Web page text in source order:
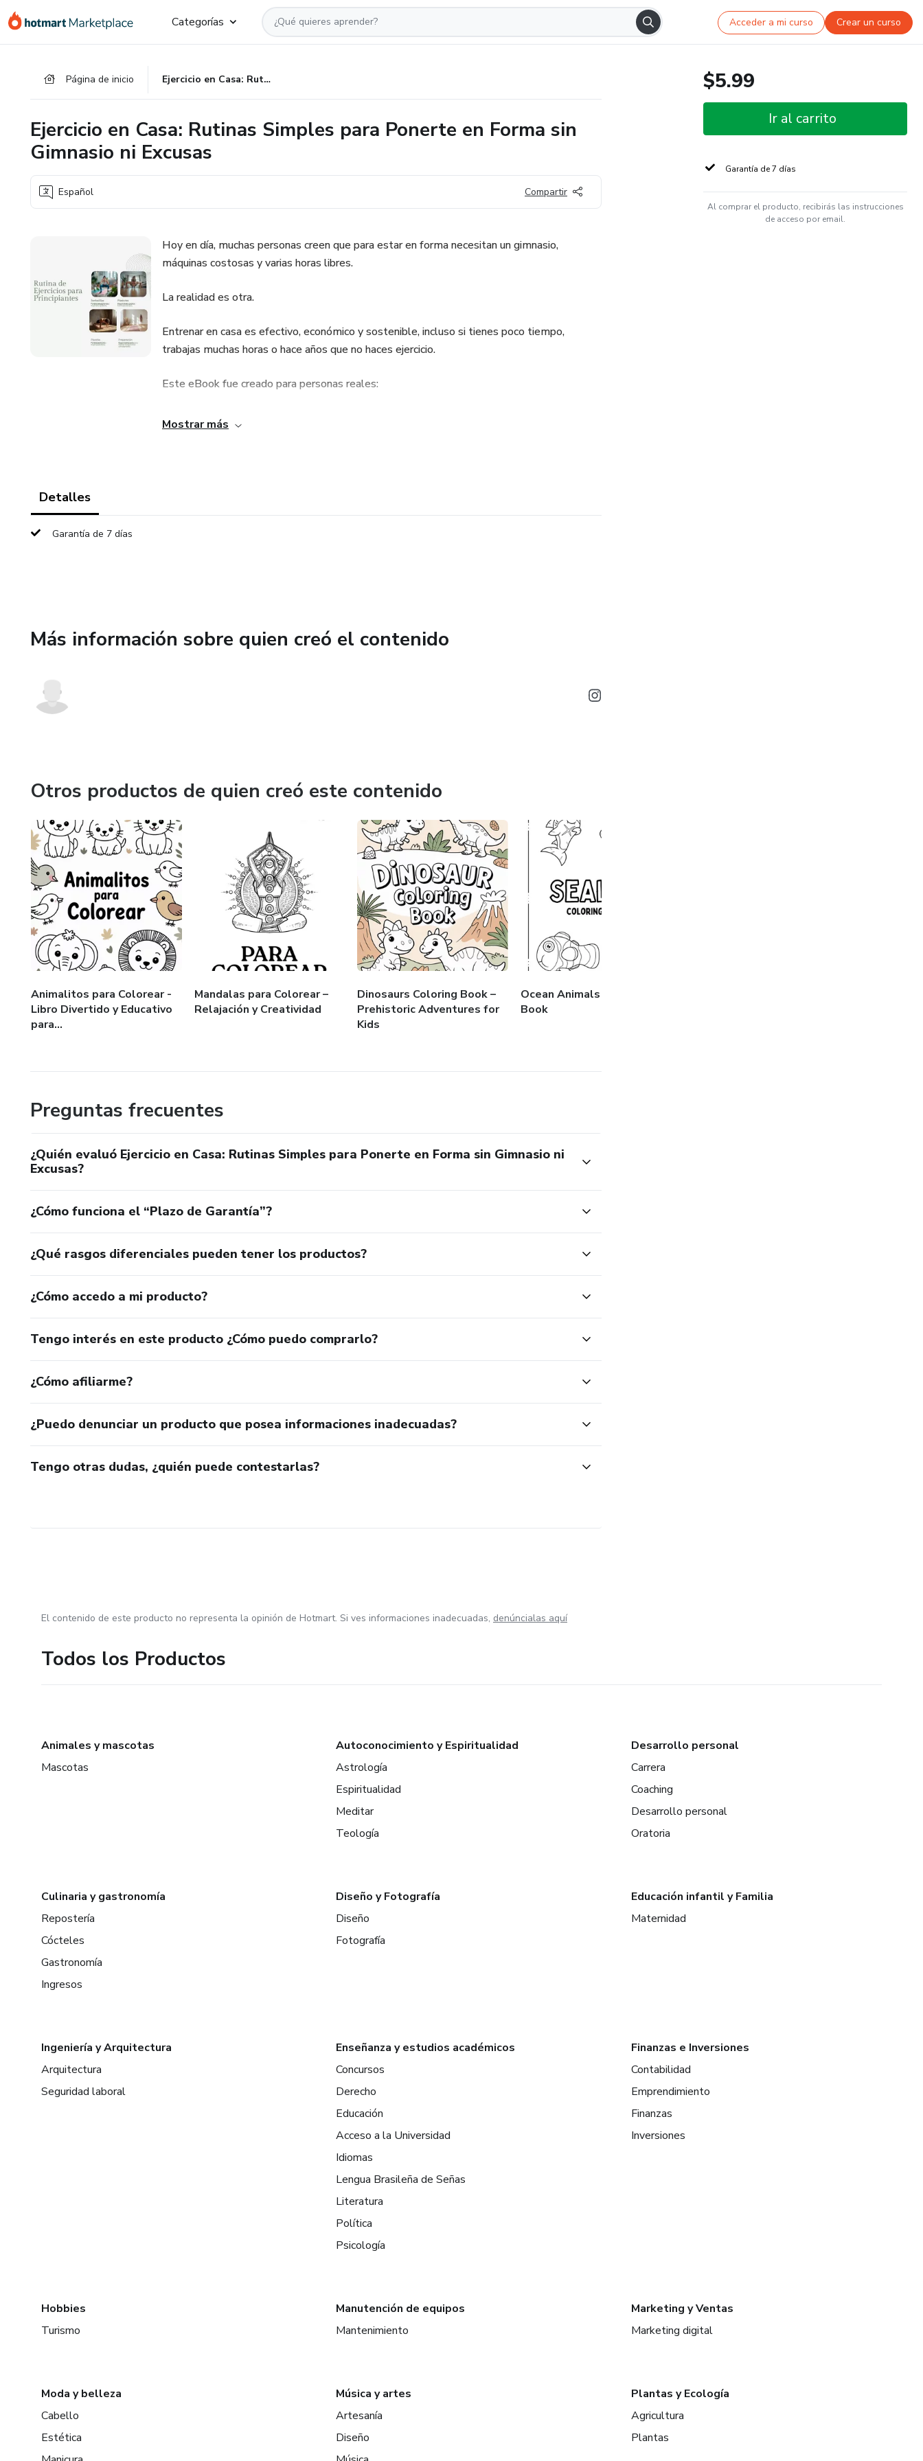
Categorías Acceder a mi curso Crear un curso
Página de inicio Ejercicio en Casa: Rutinas Simples para Ponerte en Forma sin Gimnasio ni Excusas
Ejercicio en Casa: Rutinas Simples para Ponerte en Forma sin
Gimnasio ni Excusas
Español Compartir
Hoy en día, muchas personas creen que para estar en forma necesitan un gimnasio,
máquinas costosas y varias horas libres.
La realidad es otra.
Entrenar en casa es efectivo, económico y sostenible, incluso si tienes poco tiempo,
trabajas muchas horas o hace años que no haces ejercicio.
Este eBook fue creado para personas reales:
Que quieren verse y sentirse mejor
Mostrar más
Detalles
Garantía de 7 días
Más información sobre quien creó el contenido
Otros productos de quien creó este contenido
Animalitos para Colorear -
Libro Divertido y Educativo
para...
Mandalas para Colorear –
Relajación y Creatividad
Dinosaurs Coloring Book –
Prehistoric Adventures for
Kids
Ocean Animals Coloring
Book
Preguntas frecuentes
¿Quién evaluó Ejercicio en Casa: Rutinas Simples para Ponerte en Forma sin Gimnasio ni
Excusas?
¿Cómo funciona el “Plazo de Garantía”?
¿Qué rasgos diferenciales pueden tener los productos?
¿Cómo accedo a mi producto?
Tengo interés en este producto ¿Cómo puedo comprarlo?
¿Cómo afiliarme?
¿Puedo denunciar un producto que posea informaciones inadecuadas?
Tengo otras dudas, ¿quién puede contestarlas?
$5.99
Ir al carrito
Garantía de 7 días
Al comprar el producto, recibirás las instrucciones
de acceso por email.
El contenido de este producto no representa la opinión de Hotmart. Si ves informaciones inadecuadas, denúncialas aquí
Todos los Productos
Animales y mascotas
Mascotas
Autoconocimiento y Espiritualidad
Astrología
Espiritualidad
Meditar
Teología
Desarrollo personal
Carrera
Coaching
Desarrollo personal
Oratoria
Culinaria y gastronomía
Repostería
Cócteles
Gastronomía
Ingresos
Diseño y Fotografía
Diseño
Fotografía
Educación infantil y Familia
Maternidad
Ingeniería y Arquitectura
Arquitectura
Seguridad laboral
Enseñanza y estudios académicos
Concursos
Derecho
Educación
Acceso a la Universidad
Idiomas
Lengua Brasileña de Señas
Literatura
Política
Psicología
Finanzas e Inversiones
Contabilidad
Emprendimiento
Finanzas
Inversiones
Hobbies
Turismo
Manutención de equipos
Mantenimiento
Marketing y Ventas
Marketing digital
Moda y belleza
Cabello
Estética
Música y artes
Artesanía
Diseño
Plantas y Ecología
Agricultura
Plantas